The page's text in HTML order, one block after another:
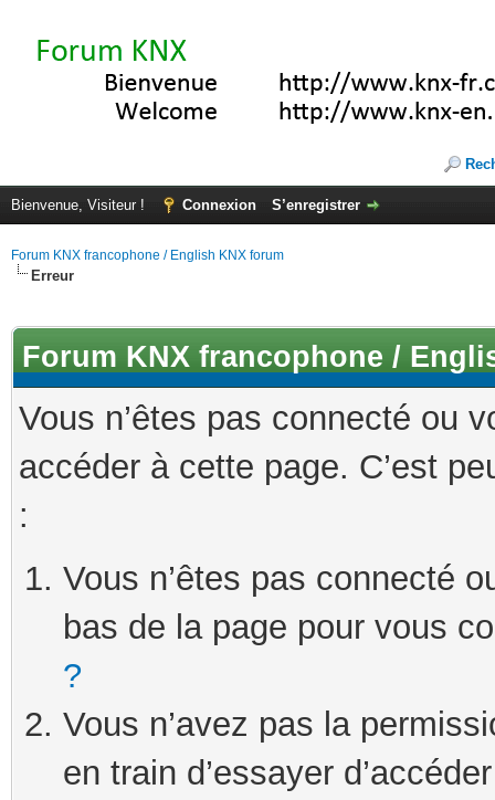
Bienvenue, Visiteur ! Connexion S’enregistrer
Forum KNX francophone / English KNX forum
Erreur
Forum KNX francophone /
Vous n’êtes pas connecté ou
accéder à cette page. C’est
:
Vous n’êtes pas connecté
bas de la page pour vous
?
Vous n’avez pas la
en train d’essayer